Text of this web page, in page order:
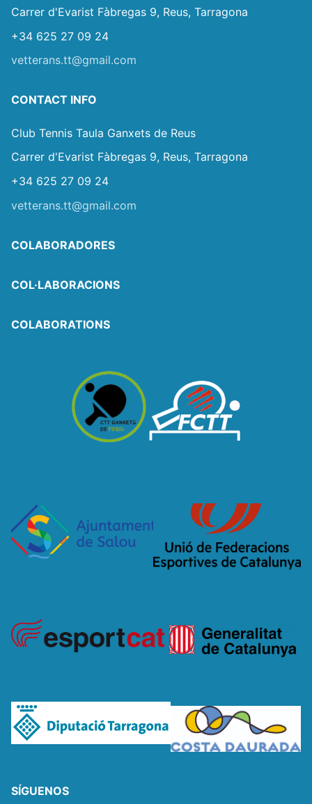
Carrer d'Evarist Fàbregas 9, Reus, Tarragona
+34 625 27 09 24
vetterans.tt@gmail.com
CONTACT INFO
Club Tennis Taula Ganxets de Reus
Carrer d'Evarist Fàbregas 9, Reus, Tarragona
+34 625 27 09 24
vetterans.tt@gmail.com
COLABORADORES
COL·LABORACIONS
COLABORATIONS
SÍGUENOS